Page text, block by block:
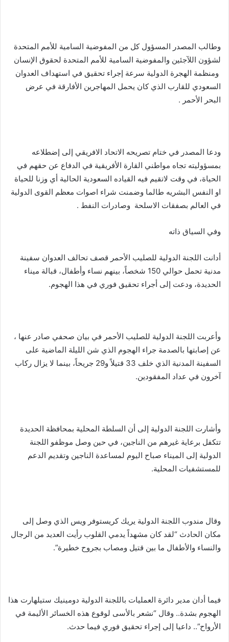
وطالب المصدر المسؤول كل من المفوضية السامية للأمم المتحدة
لشؤون اللآجئين والمفوضية السامية للأمم المتحدة لحقوق الإنسان
ومنظمة الهجرة الدولية سرعة إجراء تحقيق في استهداف العدوان
السعودي للقارب الذي كان يحمل المهاجرين الأفارقة في عرض
البحر الأحمر .
ودعا المصدر في ختام تصريحه الاتحاد الافريقي إلى إضطلاعه
بمسؤوليته تجاه مواطني القارة الأفريقية في الدفاع عن حقهم في
الحياة، في وقت لاتقيم فيه القياده السعودية الحالية أي وزنا للحياة
او النفس البشريه طالما وضمنت شراء اصوات معظم القوى الدولية
في العالم بصفقات الاسلحة وصادرات النفط .
وفي السياق ذاته
أدانت اللجنة الدولية للصليب الأحمر قصف تحالف العدوان سفينة
مدنية تحمل حوالي 150 شخصاً، بينهم نساء وأطفال، قبالة ميناء
الحديدة، ودعت إلى أجراء تحقيق فوري في هذا الهجوم.
وأعربت اللجنة الدولية للصليب الأحمر في بيان صحفي صادر عنها ،
عن إصابتها بالصدمة جراء ‏الهجوم الذي شن الليلة الماضية على
السفينة المدنية الذي خلف 33 قتيلاً و29 جريحاً، بينما لا يزال ركاب
آخرون في عداد المفقودين.
وأشارت اللجنة الدولية إلى أن السلطة المحلية بمحافظة الحديدة
تتكفل برعاية غيرهم من الناجين، في حين وصل موظفو ‏اللجنة
الدولية إلى الميناء صباح اليوم لمساعدة الناجين وتقديم الدعم
للمستشفيات المحلية.‏
وقال مندوب اللجنة الدولية يريك كريستوفر ويس الذي وصل إلى
مكان الحادث “لقد كان مشهداً يدمي القلوب رأيت العديد من الرجال
والنساء ‏والأطفال ما بين قتيل ومصاب بجروح خطيرة”.‏
فيما أدان مدير دائرة العمليات باللجنة الدولية دومينيك ستيلهارت هذا
الهجوم بشدة.. وقال “نشعر بالأسى لوقوع هذه الخسائر ‏الأليمة في
الأرواح”.. داعيا إلى ‏إجراء تحقيق فوري فيما حدث.‏